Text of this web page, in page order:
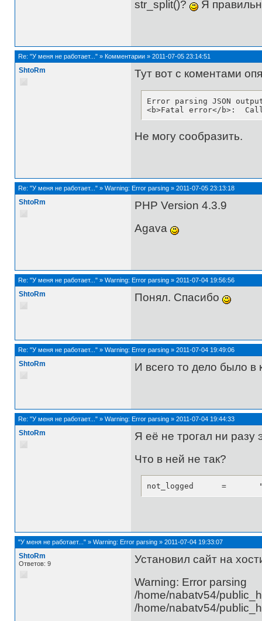
str_split()?
Я
Re: "У меня не работает..." » Комментарии » 2011-07-05 23:14:51
ShtoRm Тут вот с коментами
Error parsing JSON
<b>Fatal error</b>:
Не могу сообразить.
Re: "У меня не работает..." » Warning: Error parsing » 2011-07-05 23:13:18
ShtoRm
PHP Version 4.3.9
Agava
Re: "У меня не работает..." » Warning: Error parsing » 2011-07-04 19:56:56
ShtoRm Понял. Спасибо
Re: "У меня не работает..." » Warning: Error parsing » 2011-07-04 19:49:06
ShtoRm И всего то дело было в
Re: "У меня не работает..." » Warning: Error parsing » 2011-07-04 19:44:33
ShtoRm
Я её не трогал ни разу
Что в ней не так?
"У меня не работает..." » Warning: Error parsing » 2011-07-04 19:33:07
ShtoRm
Ответов: 9
Установил сайт на
Warning: Error parsing
/home/nabatv54/
/home/nabatv54/